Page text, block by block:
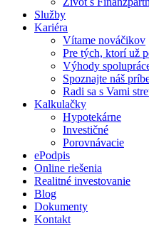
Služby
Kariéra
Vítame nováčikov
Pre tých, ktorí už
Výhody
Spoznajte náš
Radi sa s Vami
Kalkulačky
Hypotekárne
Investičné
Porovnávacie
ePodpis
Online riešenia
Realitné investovanie
Blog
Dokumenty
Kontakt